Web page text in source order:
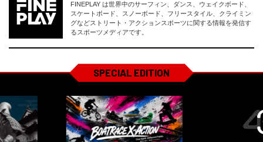
FINEPLAY は世界中のサーフィン、ダンス、ウェイクボード、
スケートボード、スノーボード、フリースタイル、クライミン
グなどストリート・アクションスポーツに関する情報を発信す
るスポーツメディアです。
SPECIAL EDITION